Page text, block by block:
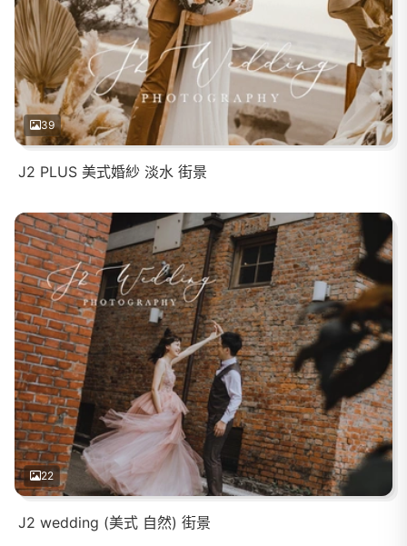
39
J2 PLUS 美式婚紗 淡水 街景
22
J2 wedding (美式 自然) 街景